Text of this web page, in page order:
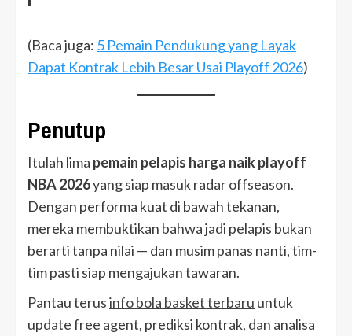
(Baca juga: 5 Pemain Pendukung yang Layak
Dapat Kontrak Lebih Besar Usai Playoff 2026)
Penutup
Itulah lima pemain pelapis harga naik playoff
NBA 2026yang siap masuk radar offseason.
Dengan performa kuat di bawah tekanan,
mereka membuktikan bahwa jadi pelapis bukan
berarti tanpa nilai — dan musim panas nanti, tim-
tim pasti siap mengajukan tawaran.
Pantau terusinfo bola basket terbaru untuk
update free agent, prediksi kontrak, dan analisa